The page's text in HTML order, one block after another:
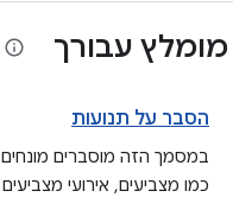
מומלץ עבורך
הסבר על תנועות
במסמך הזה מוסברים מונחים
כמו מצביעים, אירועי מצביעים